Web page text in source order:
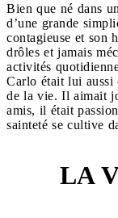
Bien que né dans
d’une grande
contagieuse et son
drôles et jamais
activités
Carlo était lui aussi
de la vie. Il aimait
amis, il était
sainteté se cultive
LA